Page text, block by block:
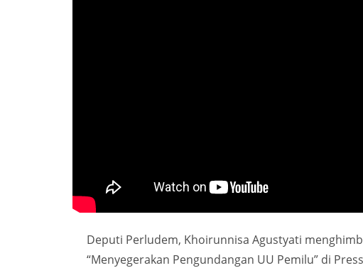
Deputi Perludem, Khoirunnisa Agustyati
“Menyegerakan Pengundangan UU Pemilu” di